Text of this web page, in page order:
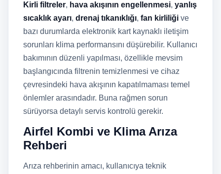
Kirli filtreler, hava akışının engellenmesi, yanlış
sıcaklık ayarı, drenaj tıkanıklığı, fan kirliliği ve
bazı durumlarda elektronik kart kaynaklı iletişim
sorunları klima performansını düşürebilir. Kullanıcı
bakımının düzenli yapılması, özellikle mevsim
başlangıcında filtrenin temizlenmesi ve cihaz
çevresindeki hava akışının kapatılmaması temel
önlemler arasındadır. Buna rağmen sorun
sürüyorsa detaylı servis kontrolü gerekir.
Airfel Kombi ve Klima Arıza
Rehberi
Arıza rehberinin amacı, kullanıcıya teknik